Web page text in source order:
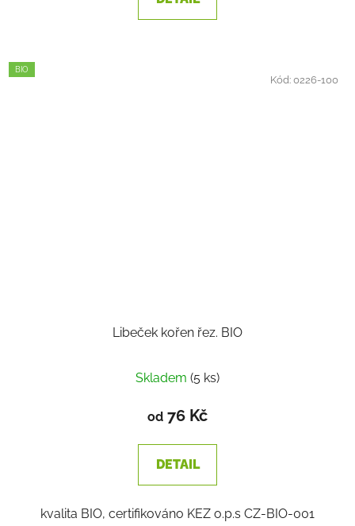
BIO
Libeček kořen řez. BIO
Skladem (5 ks)
od 76 Kč
DETAIL
kvalita BIO, certifikováno KEZ o.p.s CZ-BIO-001
Kód:0226-100